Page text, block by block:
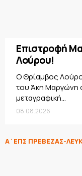
Επιστροφή
Λούρου!
Ο Θρίαμβος
του Άκη Μαργώνη
μεταγραφική...
08.08.2026
Α΄ΕΠΣ ΠΡΕΒΕΖΑΣ-